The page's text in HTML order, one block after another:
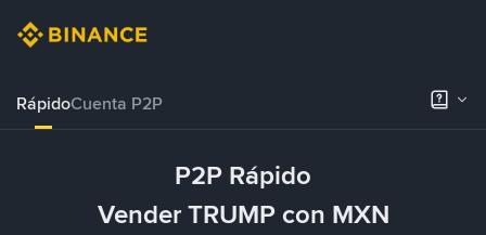
RápidoCuenta P2P
P2P Rápido
Vender TRUMP con MXN